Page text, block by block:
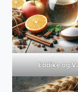
Eddike og